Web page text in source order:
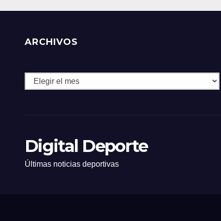
ARCHIVOS
Archivos
Digital Deporte
Últimas noticias deportivas